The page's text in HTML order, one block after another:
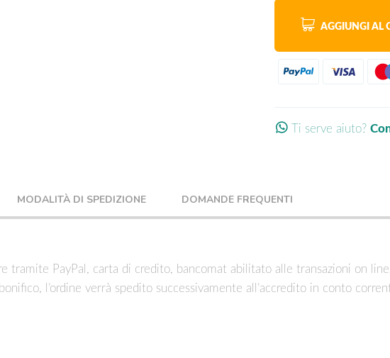
AGGIUNGI AL
Ti serve aiuto?
MODALITÀ DI SPEDIZIONE DOMANDE FREQUENTI
tramite PayPal, carta di credito, bancomat abilitato alle transazioni on
l’ordine verrà spedito successivamente all’accredito in conto